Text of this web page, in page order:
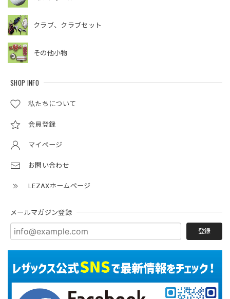
クラブ、クラブセット
その他小物
SHOP INFO
私たちについて
会員登録
マイページ
お問い合わせ
LEZAXホームページ
メールマガジン登録
登録